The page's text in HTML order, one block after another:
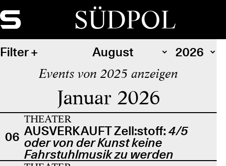
SÜDPOL
Filter
Events von 2025 anzeigen
Januar 2026
06
THEATER
AUSVERKAUFT Zell:stoff: 4/5
oder von der Kunst keine
Fahrstuhlmusik zu werden